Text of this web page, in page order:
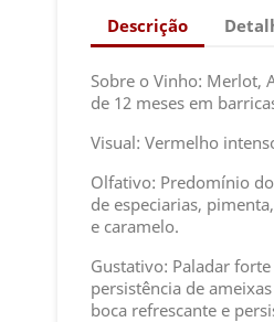
Descrição
Sobre o Vinho: Merlot,
de 12 meses em
Visual: Vermelho
Olfativo: Predomínio
de especiarias,
e caramelo.
Gustativo: Paladar
persistência de
boca refrescante e